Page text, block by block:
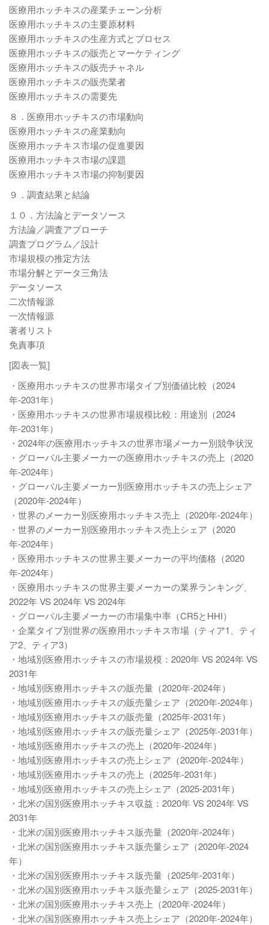
医療用ホッチキスの産業チェーン分析
医療用ホッチキスの主要原材料
医療用ホッチキスの生産方式とプロセス
医療用ホッチキスの販売とマーケティング
医療用ホッチキスの販売チャネル
医療用ホッチキスの販売業者
医療用ホッチキスの需要先
８．医療用ホッチキスの市場動向
医療用ホッチキスの産業動向
医療用ホッチキス市場の促進要因
医療用ホッチキス市場の課題
医療用ホッチキス市場の抑制要因
９．調査結果と結論
１０．方法論とデータソース
方法論／調査アプローチ
調査プログラム／設計
市場規模の推定方法
市場分解とデータ三角法
データソース
二次情報源
一次情報源
著者リスト
免責事項
[図表一覧]
・医療用ホッチキスの世界市場タイプ別価値比較（2024
年-2031年）
・医療用ホッチキスの世界市場規模比較：用途別（2024
年-2031年）
・2024年の医療用ホッチキスの世界市場メーカー別競争状況
・グローバル主要メーカーの医療用ホッチキスの売上（2020
年-2024年）
・グローバル主要メーカー別医療用ホッチキスの売上シェア
（2020年-2024年）
・世界のメーカー別医療用ホッチキス売上（2020年-2024年）
・世界のメーカー別医療用ホッチキス売上シェア（2020
年-2024年）
・医療用ホッチキスの世界主要メーカーの平均価格（2020
年-2024年）
・医療用ホッチキスの世界主要メーカーの業界ランキング、
2022年 VS 2024年 VS 2024年
・グローバル主要メーカーの市場集中率（CR5とHHI）
・企業タイプ別世界の医療用ホッチキス市場（ティア1、ティ
ア2、ティア3）
・地域別医療用ホッチキスの市場規模：2020年 VS 2024年 VS
2031年
・地域別医療用ホッチキスの販売量（2020年-2024年）
・地域別医療用ホッチキスの販売量シェア（2020年-2024年）
・地域別医療用ホッチキスの販売量（2025年-2031年）
・地域別医療用ホッチキスの販売量シェア（2025年-2031年）
・地域別医療用ホッチキスの売上（2020年-2024年）
・地域別医療用ホッチキスの売上シェア（2020年-2024年）
・地域別医療用ホッチキスの売上（2025年-2031年）
・地域別医療用ホッチキスの売上シェア（2025-2031年）
・北米の国別医療用ホッチキス収益：2020年 VS 2024年 VS
2031年
・北米の国別医療用ホッチキス販売量（2020年-2024年）
・北米の国別医療用ホッチキス販売量シェア（2020年-2024
年）
・北米の国別医療用ホッチキス販売量（2025年-2031年）
・北米の国別医療用ホッチキス販売量シェア（2025-2031年）
・北米の国別医療用ホッチキス売上（2020年-2024年）
・北米の国別医療用ホッチキス売上シェア（2020年-2024年）